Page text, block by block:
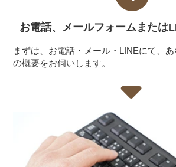
お電話、メールフォームまたは
まずは、お電話・メール・LINEにて、
の概要をお伺いします。